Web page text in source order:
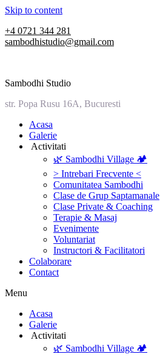
Skip to content
+4 0721 344 281
sambodhistudio@gmail.com
Sambodhi Studio
str. Popa Rusu 16A, Bucuresti
‎Acasa
Galerie
‎ ‎Activitati‎
🌿 Sambodhi Village 🏕️
> Intrebari Frecvente <
Comunitatea Sambodhi
Clase de Grup Saptamanale
Clase Private & Coaching
Terapie & Masaj
‎Evenimente
Voluntariat
‏‏‎Instructori & Facilitatori
Colaborare
Contact
Menu
‎Acasa
Galerie
‎ ‎Activitati‎
🌿 Sambodhi Village 🏕️